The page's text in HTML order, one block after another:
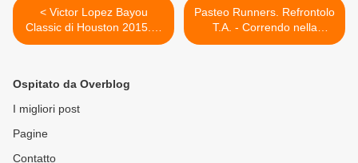
< Victor Lopez Bayou
Classic di Houston 2015. A
46 anni, Allen Woodward ha
Pasteo Runners. Refrontolo
T.A. - Correndo nella
Memoria >
Ospitato da Overblog
I migliori post
Pagine
Contatto